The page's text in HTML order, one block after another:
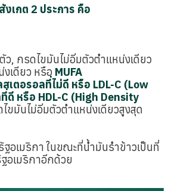
เกต 2 ประการ คือ
, กรดไขมันไม่อิ่มตัวตำแหน่งเดียว
เดียว หรือ MUFA
ตอรอลที่ไม่ดี หรือ LDL-C (Low
หรือ HDL-C (High Density
มันไม่อิ่มตัวตำแหน่งเดียวสูงสุด
อเมริกา ในขณะที่น้ำมันรำข้าวเป็นที่
อเมริกาอีกด้วย